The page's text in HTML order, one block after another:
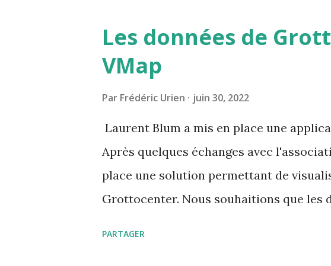
Les données de
VMap
Par Frédéric Urien juin 30, 2022
Laurent Blum a mis en place une
Après quelques échanges avec
place une solution permettant de
Grottocenter. Nous souhaitions que les
PARTAGER